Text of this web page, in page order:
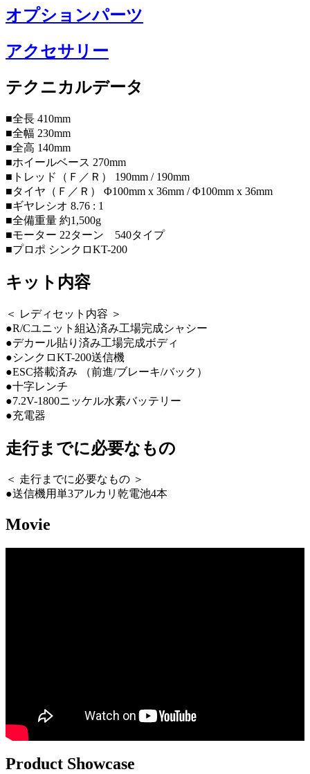
オプションパーツ
アクセサリー
テクニカルデータ
■全長 410mm
■全幅 230mm
■全高 140mm
■ホイールベース 270mm
■トレッド（Ｆ／Ｒ） 190mm / 190mm
■タイヤ（Ｆ／Ｒ） Φ100mm x 36mm / Φ100mm x 36mm
■ギヤレシオ 8.76 : 1
■全備重量 約1,500g
■モーター 22ターン 540タイプ
■プロポ シンクロKT-200
キット内容
＜ レディセット内容 ＞
●R/Cユニット組込済み工場完成シャシー
●デカール貼り済み工場完成ボディ
●シンクロKT-200送信機
●ESC搭載済み （前進/ブレーキ/バック）
●十字レンチ
●7.2V-1800ニッケル水素バッテリー
●充電器
走行までに必要なもの
＜ 走行までに必要なもの ＞
●送信機用単3アルカリ乾電池4本
Movie
Product Showcase